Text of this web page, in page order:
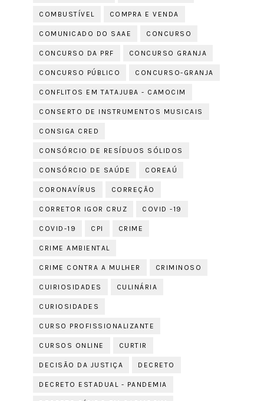
COMBUSTÍVEL COMPRA E VENDA
COMUNICADO DO SAAE CONCURSO
CONCURSO DA PRF CONCURSO GRANJA
CONCURSO PÚBLICO CONCURSO-GRANJA
CONFLITOS EM TATAJUBA - CAMOCIM
CONSERTO DE INSTRUMENTOS MUSICAIS
CONSIGA CRED
CONSÓRCIO DE RESÍDUOS SÓLIDOS
CONSÓRCIO DE SAÚDE COREAÚ
CORONAVÍRUS CORREÇÃO
CORRETOR IGOR CRUZ COVID -19
COVID-19 CPI CRIME
CRIME AMBIENTAL
CRIME CONTRA A MULHER CRIMINOSO
CUIRIOSIDADES CULINÁRIA
CURIOSIDADES
CURSO PROFISSIONALIZANTE
CURSOS ONLINE CURTIR
DECISÃO DA JUSTIÇA DECRETO
DECRETO ESTADUAL - PANDEMIA